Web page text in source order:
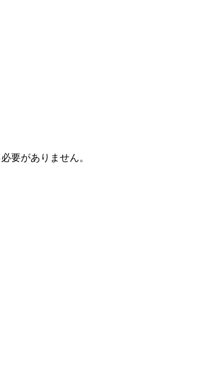
要がありません。